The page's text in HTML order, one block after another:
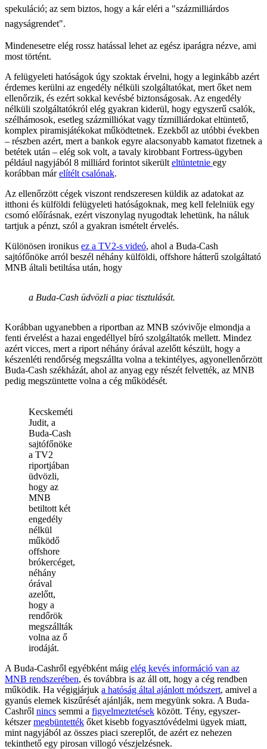
spekuláció; az sem biztos, hogy a kár eléri a "százmilliárdos
nagyságrendet".
Mindenesetre elég rossz hatással lehet az egész iparágra nézve, ami
most történt.
A felügyeleti hatóságok úgy szoktak érvelni, hogy a leginkább azért
érdemes kerülni az engedély nélküli szolgáltatókat, mert őket nem
ellenőrzik, és ezért sokkal kevésbé biztonságosak. Az engedély
nélküli szolgáltatókról elég gyakran kiderül, hogy egyszerű csalók,
szélhámosok, esetleg százmilliókat vagy tízmilliárdokat eltüntető,
komplex piramisjátékokat működtetnek. Ezekből az utóbbi években
– részben azért, mert a bankok egyre alacsonyabb kamatot fizetnek a
betétek után – elég sok volt, a tavaly kirobbant Fortress-ügyben
például nagyjából 8 milliárd forintot sikerült eltüntetnie egy
korábban márelítélt csalónak.
Az ellenőrzött cégek viszont rendszeresen küldik az adatokat az
itthoni és külföldi felügyeleti hatóságoknak, meg kell felelniük egy
csomó előírásnak, ezért viszonylag nyugodtak lehetünk, ha náluk
tartjuk a pénzt, szól a gyakran ismételt érvelés.
Különösen ironikus ez a TV2-s videó, ahol a Buda-Cash
sajtófőnöke arról beszél néhány külföldi, offshore hátterű szolgáltató
MNB általi betiltása után, hogy
a Buda-Cash üdvözli a piac tisztulását.
Korábban ugyanebben a riportban az MNB szóvivője elmondja a
fenti érvelést a hazai engedéllyel bíró szolgáltatók mellett. Mindez
azért vicces, mert a riport néhány órával azelőtt készült, hogy a
készenléti rendőrség megszállta volna a tekintélyes, agyonellenőrzött
Buda-Cash székházát, ahol az anyag egy részét felvették, az MNB
pedig megszüntette volna a cég működését.
Kecskeméti
Judit, a
Buda-Cash
sajtófőnöke
a TV2
riportjában
üdvözli,
hogy az
MNB
betiltott két
engedély
nélkül
működő
offshore
brókercéget,
néhány
órával
azelőtt,
hogy a
rendőrök
megszállták
volna az ő
irodáját.
A Buda-Cashről egyébként máig elég kevés információ van az
MNB rendszerében, és továbbra is az áll ott, hogy a cég rendben
működik. Ha végigjárjuk a hatóság által ajánlott módszert, amivel a
gyanús elemek kiszűrését ajánlják, nem megyünk sokra. A Buda-
Cashről nincs semmi a figyelmeztetések között. Tény, egyszer-
kétszermegbüntették őket kisebb fogyasztóvédelmi ügyek miatt,
mint nagyjából az összes piaci szereplőt, de azért ez nehezen
tekinthető egy pirosan villogó vészjelzésnek.